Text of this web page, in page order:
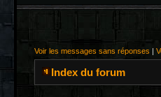
Voir les messages sans réponses |
Index du forum